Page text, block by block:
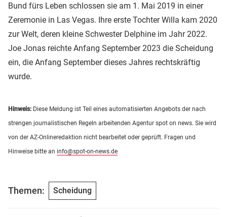
Bund fürs Leben schlossen sie am 1. Mai 2019 in einer
Zeremonie in Las Vegas. Ihre erste Tochter Willa kam 2020
zur Welt, deren kleine Schwester Delphine im Jahr 2022.
Joe Jonas reichte Anfang September 2023 die Scheidung
ein, die Anfang September dieses Jahres rechtskräftig
wurde.
Hinweis: Diese Meldung ist Teil eines automatisierten Angebots der nach
strengen journalistischen Regeln arbeitenden Agentur spot on news. Sie wird
von der AZ-Onlineredaktion nicht bearbeitet oder geprüft. Fragen und
Hinweise bitte an info@spot-on-news.de
Themen: Scheidung